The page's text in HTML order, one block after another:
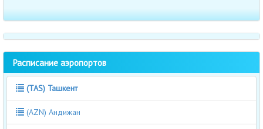
Расписание аэропортов
(TAS) Ташкент
(AZN) Андижан